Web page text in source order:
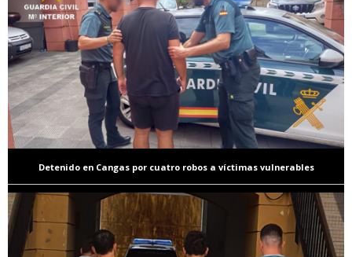
Detenido en Cangas por cuatro robos a víctimas vulnerables